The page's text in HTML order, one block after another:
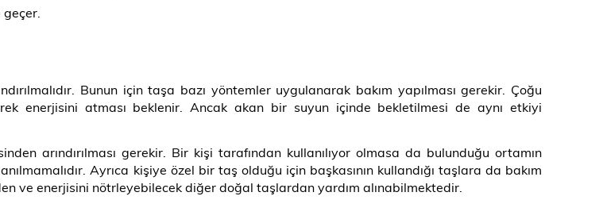
Bunun için taşa bazı yöntemler uygulanarak bakım yapılması gerekir. Çoğu
enerjisini atması beklenir. Ancak akan bir suyun içinde bekletilmesi de aynı etkiyi
arındırılması gerekir. Bir kişi tarafından kullanılıyor olmasa da bulunduğu ortamın
Ayrıca kişiye özel bir taş olduğu için başkasının kullandığı taşlara da bakım
ve enerjisini nötrleyebilecek diğer doğal taşlardan yardım alınabilmektedir.